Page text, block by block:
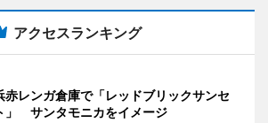
アクセスランキング
赤レンガ倉庫で「レッドブリックサンセ
」 サンタモニカをイメージ